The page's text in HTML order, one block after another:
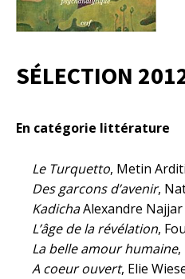
SÉLECTION
En catégorie littérature
Le Turquetto, Metin
Des garcons d’avenir,
KadichaAlexandre Najjar
L’âge de la révélation,
La belle amour humaine,
A coeur ouvert, Elie